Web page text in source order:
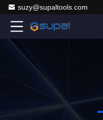
suzy@supaltools.com